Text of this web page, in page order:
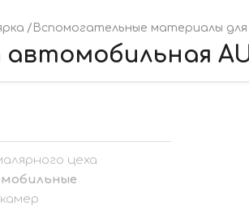
Вспомогательные материалы для
цеха